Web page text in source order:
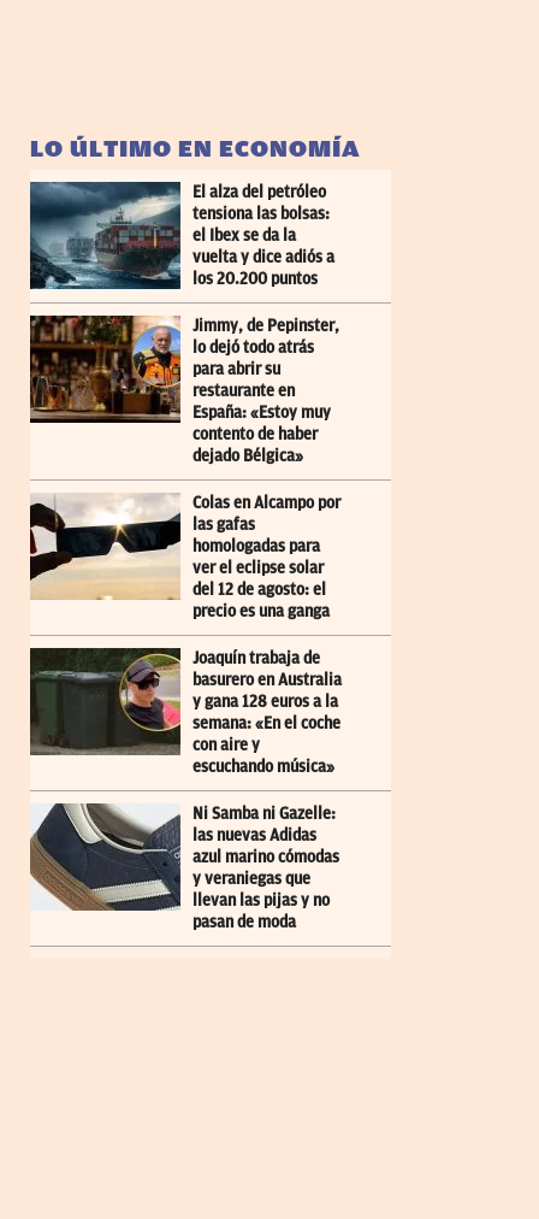
LO ÚLTIMO EN ECONOMÍA
El alza del petróleo
tensiona las bolsas:
el Ibex se da la
vuelta y dice adiós a
los 20.200 puntos
Jimmy, de Pepinster,
lo dejó todo atrás
para abrir su
restaurante en
España: «Estoy muy
contento de haber
dejado Bélgica»
Colas en Alcampo por
las gafas
homologadas para
ver el eclipse solar
del 12 de agosto: el
precio es una ganga
Joaquín trabaja de
basurero en Australia
y gana 128 euros a la
semana: «En el coche
con aire y
escuchando música»
Ni Samba ni Gazelle:
las nuevas Adidas
azul marino cómodas
y veraniegas que
llevan las pijas y no
pasan de moda